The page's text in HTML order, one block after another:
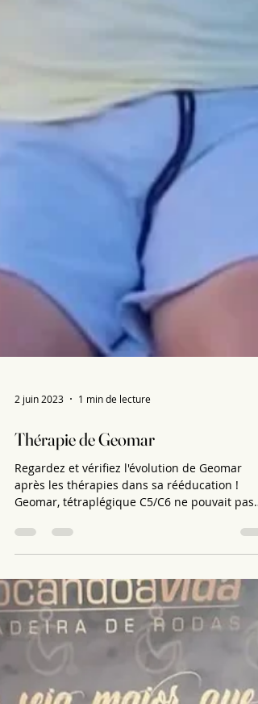
2 juin 2023 1 min de lecture
Thérapie de Geomar
après les thérapies dans sa rééducation !
Geomar, tétraplégique C5/C6 ne pouvait pas
pousser...